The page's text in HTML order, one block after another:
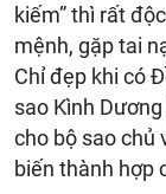
kiếm” thì rất
mệnh, gặp tai
Chỉ đẹp khi có
sao Kình
cho bộ sao chủ
biến thành hợp